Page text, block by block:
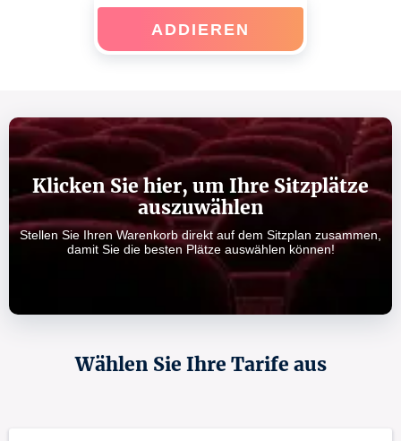
ADDIEREN
Klicken Sie hier, um Ihre Sitzplätze
auszuwählen
Stellen Sie Ihren Warenkorb direkt auf dem Sitzplan zusammen,
damit Sie die besten Plätze auswählen können!
Wählen Sie Ihre Tarife aus